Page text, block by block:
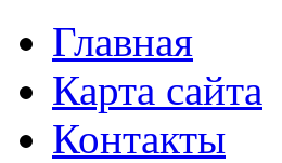
Главная
Карта сайта
Контакты